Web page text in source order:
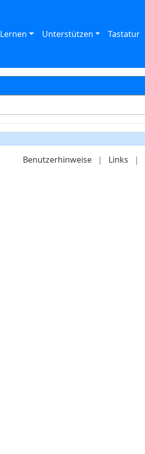
Lernen Unterstützen Tastatur
Benutzerhinweise | Links |